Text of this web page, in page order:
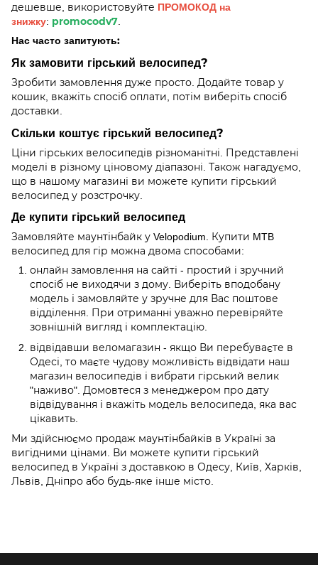
дешевше, використовуйте ПРОМОКОД на
знижку: promocodv7
Нас часто запитують:
Як замовити гірський велосипед?
Зробити замовлення дуже просто. Додайте товар у
кошик, вкажіть спосіб оплати, потім виберіть спосіб
доставки.
Скільки коштує гірський велосипед?
Ціни гірських велосипедів різноманітні. Представлені
моделі в різному ціновому діапазоні. Також нагадуємо,
що в нашому магазині ви можете купити гірський
велосипед у розстрочку.
Де купити гірський велосипед
Замовляйте маунтінбайк у Velopodium. Купити MTB
велосипед для гір можна двома способами:
онлайн замовлення на сайті - простий і зручний
спосіб не виходячи з дому. Виберіть вподобану
модель і замовляйте у зручне для Вас поштове
відділення. При отриманні уважно перевіряйте
зовнішній вигляд і комплектацію.
відвідавши веломагазин - якщо Ви перебуваєте в
Одесі, то маєте чудову можливість відвідати наш
магазин велосипедів і вибрати гірський велик
"наживо". Домовтеся з менеджером про дату
відвідування і вкажіть модель велосипеда, яка вас
цікавить.
Ми здійснюємо продаж маунтінбайків в Україні за
вигідними цінами. Ви можете купити гірський
велосипед в Україні з доставкою в Одесу, Київ, Харків,
Львів, Дніпро або будь-яке інше місто.